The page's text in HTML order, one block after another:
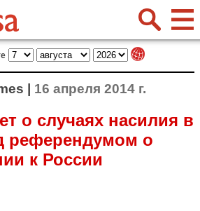
| 16 апреля 2014 г.
о случаях насилия в
референдумом о
к России